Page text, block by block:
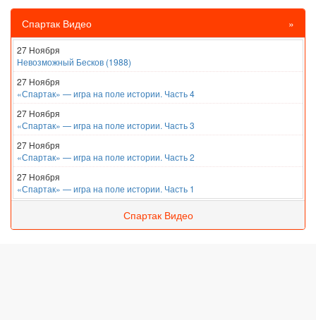
Спартак Видео »
27 Ноября
Невозможный Бесков (1988)
27 Ноября
«Спартак» — игра на поле истории. Часть 4
27 Ноября
«Спартак» — игра на поле истории. Часть 3
27 Ноября
«Спартак» — игра на поле истории. Часть 2
27 Ноября
«Спартак» — игра на поле истории. Часть 1
Спартак Видео